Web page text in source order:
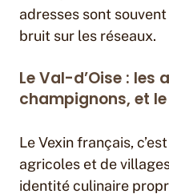
adresses sont
bruit sur les réseaux.
Le Val-d’Oise : les
champignons, et
Le Vexin français,
agricoles et de
identité culinaire